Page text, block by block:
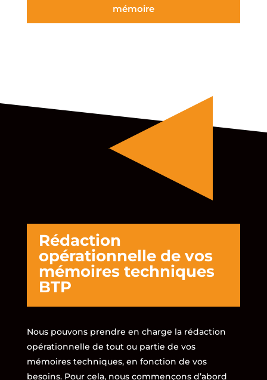
mémoire
Rédaction
opérationnelle de vos
mémoires techniques
BTP
Nous pouvons prendre en charge la rédaction
opérationnelle de tout ou partie de vos
mémoires techniques, en fonction de vos
besoins. Pour cela, nous commençons d’abord